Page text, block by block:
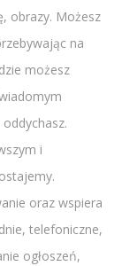
obrazy. Możesz
na
możesz
i
oraz wspiera
telefoniczne,
ogłoszeń,